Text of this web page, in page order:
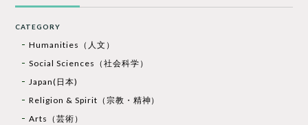
CATEGORY
Humanities（人文）
Social Sciences（社会科学）
Japan(日本)
Religion & Spirit（宗教・精神）
Arts（芸術）